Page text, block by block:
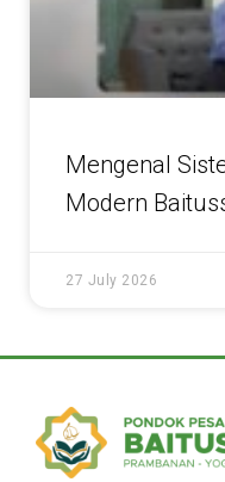
Mengenal
Modern
27 July 2026